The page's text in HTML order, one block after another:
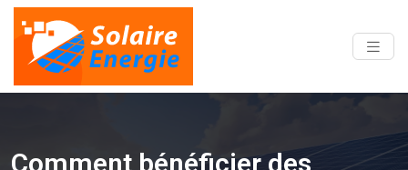
Comment bénéficier des